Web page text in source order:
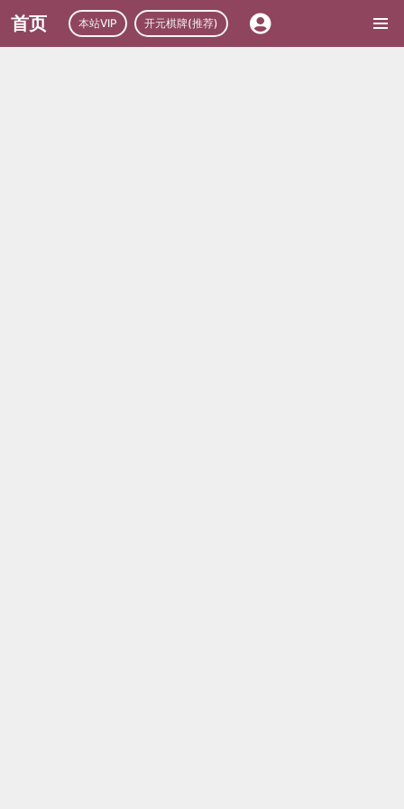
首页 本站VIP 开元棋牌(推荐)